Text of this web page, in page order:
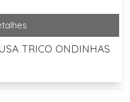
TRICO ONDINHAS